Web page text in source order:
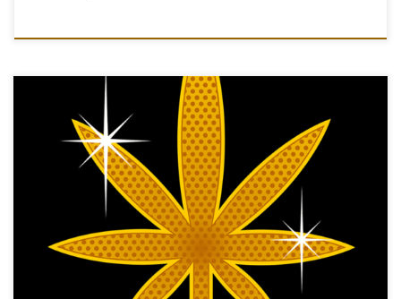
Sklep THC-THC powstał w 2005 roku. Od samego początku